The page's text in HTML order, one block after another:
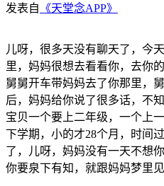
发表自 《天堂念APP》
儿呀，很多天没有聊天了，今
里，妈妈很想去看看你，去你
舅舅开车带妈妈去了你那里，
后，妈妈给你说了很多话，不
宝贝一个要上二年级，一个上
下学期，小的才28个月，时间
了，儿呀，妈妈没有一天不想
你要泉下有知，就跟妈妈梦里